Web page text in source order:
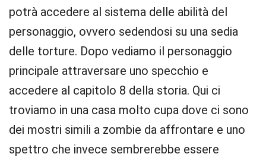
potrà accedere al sistema delle abilità del
personaggio, ovvero sedendosi su una sedia
delle torture. Dopo vediamo il personaggio
principale attraversare uno specchio e
accedere al capitolo 8 della storia. Qui ci
troviamo in una casa molto cupa dove ci sono
dei mostri simili a zombie da affrontare e uno
spettro che invece sembrerebbe essere